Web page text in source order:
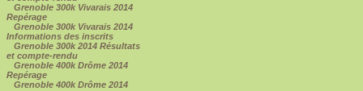
Grenoble 300k Vivarais 2014
Repérage
Grenoble 300k Vivarais 2014
Informations des inscrits
Grenoble 300k 2014 Résultats
et compte-rendu
Grenoble 400k Drôme 2014
Repérage
Grenoble 400k Drôme 2014